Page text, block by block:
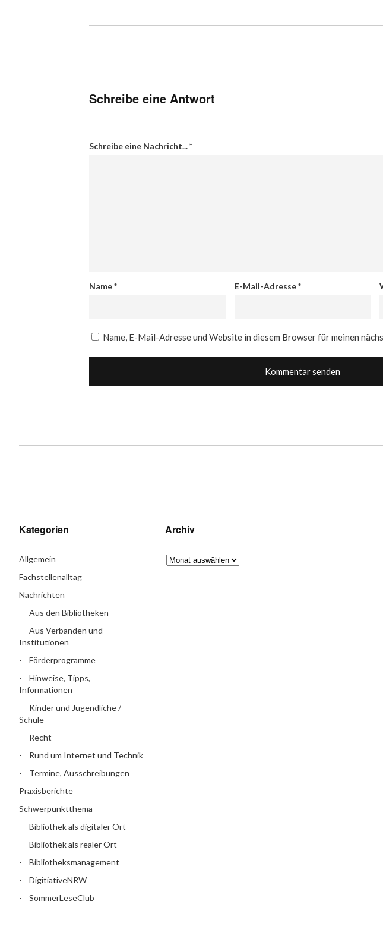
Schreibe eine Antwort
Schreibe eine Nachricht...*
Name* E-Mail-Adresse*
Name, E-Mail-Adresse und Website in diesem Browser für meinen
Kategorien
Allgemein
Fachstellenalltag
Nachrichten
Aus den Bibliotheken
Aus Verbänden und
Institutionen
Förderprogramme
Hinweise, Tipps,
Informationen
Kinder und Jugendliche /
Schule
Recht
Rund um Internet und Technik
Termine, Ausschreibungen
Praxisberichte
Schwerpunktthema
Bibliothek als digitaler Ort
Bibliothek als realer Ort
Bibliotheksmanagement
DigitiativeNRW
SommerLeseClub
Archiv